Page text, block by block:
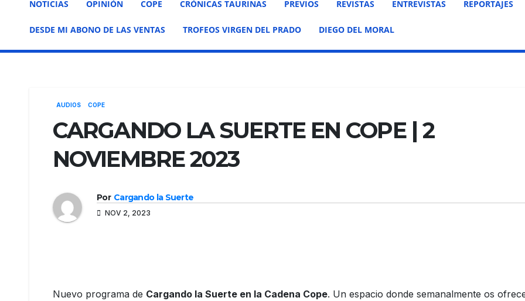
NOTICIAS OPINIÓN COPE CRÓNICAS TAURINAS PREVIOS REVISTAS ENTREVISTAS REPORTAJES
DESDE MI ABONO DE LAS VENTAS TROFEOS VIRGEN DEL PRADO DIEGO DEL MORAL
AUDIOS COPE
CARGANDO LA SUERTE EN COPE | 2
NOVIEMBRE 2023
Por Cargando la Suerte
NOV 2, 2023
Nuevo programa de Cargando la Suerte en la Cadena Cope. Un espacio donde semanalmente os